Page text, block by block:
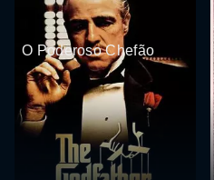
O Poderoso Chefão